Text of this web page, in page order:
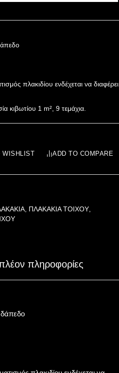
πλακιδίου ενδέχεται να διαφέρει
κιβωτίου 1 m², 9 τεμάχια.
WISHLIST ADD TO COMPARE
, ΠΛΑΚΑΚΙΑ ΤΟΙΧΟΥ,
πληροφορίες
δάπεδο